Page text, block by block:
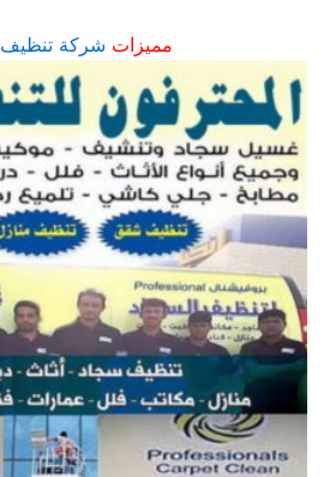
مميزات شركة تنظيف